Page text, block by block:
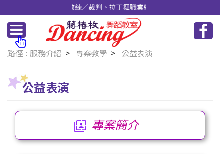
練／裁判、國家A級教練／裁判、拉丁舞職業組冠軍
服務介紹 專案教學 公益表演
公益表演
專案簡介